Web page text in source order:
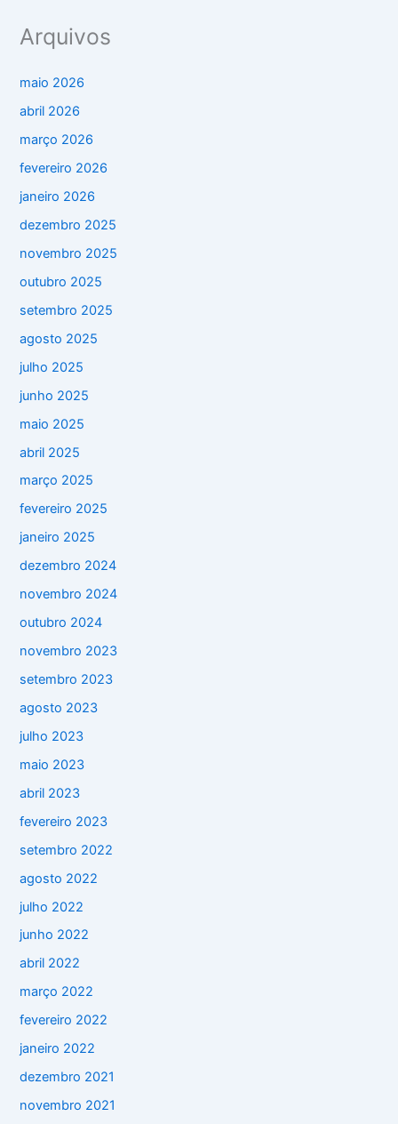
Arquivos
maio 2026
abril 2026
março 2026
fevereiro 2026
janeiro 2026
dezembro 2025
novembro 2025
outubro 2025
setembro 2025
agosto 2025
julho 2025
junho 2025
maio 2025
abril 2025
março 2025
fevereiro 2025
janeiro 2025
dezembro 2024
novembro 2024
outubro 2024
novembro 2023
setembro 2023
agosto 2023
julho 2023
maio 2023
abril 2023
fevereiro 2023
setembro 2022
agosto 2022
julho 2022
junho 2022
abril 2022
março 2022
fevereiro 2022
janeiro 2022
dezembro 2021
novembro 2021